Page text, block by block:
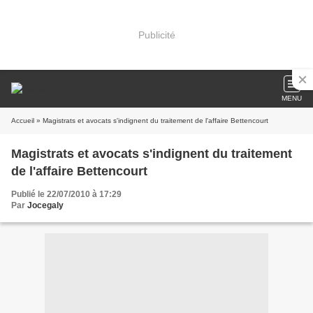
Publicité
MENU
Accueil » Magistrats et avocats s'indignent du traitement de l'affaire Bettencourt
Magistrats et avocats s'indignent du traitement
de l'affaire Bettencourt
Publié le 22/07/2010 à 17:29
Par Jocegaly